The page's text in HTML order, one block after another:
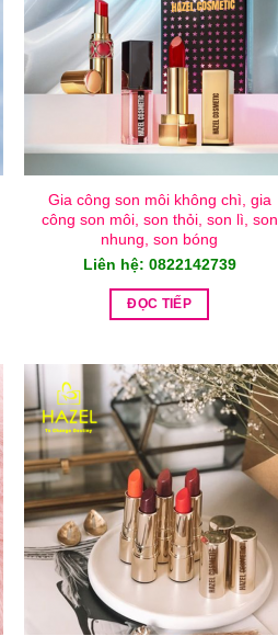
Gia công son môi không chì, gia
công son môi, son thỏi, son lì, son
nhung, son bóng
Liên hệ: 0822142739
ĐỌC TIẾP